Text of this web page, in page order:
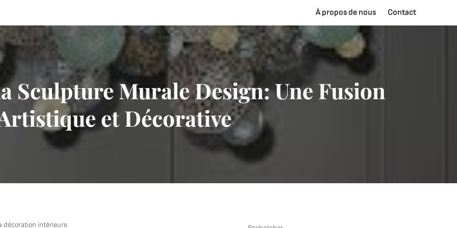
À propos de nous Contact
Sculpture Murale Design: Une Fusion
et Décorative
décoration intérieure